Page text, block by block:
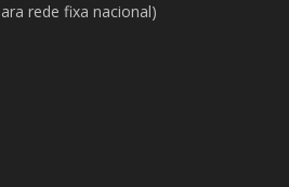
rede fixa nacional)